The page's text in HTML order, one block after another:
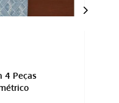
4 Peças